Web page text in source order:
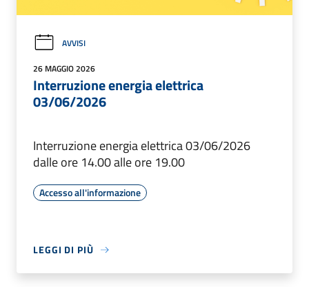
AVVISI
26 MAGGIO 2026
Interruzione energia elettrica
03/06/2026
Interruzione energia elettrica 03/06/2026
dalle ore 14.00 alle ore 19.00
Accesso all'informazione
LEGGI DI PIÙ